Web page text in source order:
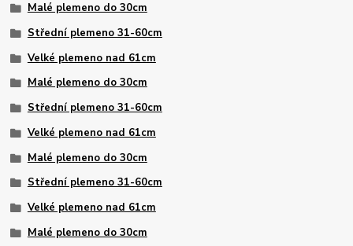
Malé plemeno do 30cm
Střední plemeno 31-60cm
Velké plemeno nad 61cm
Malé plemeno do 30cm
Střední plemeno 31-60cm
Velké plemeno nad 61cm
Malé plemeno do 30cm
Střední plemeno 31-60cm
Velké plemeno nad 61cm
Malé plemeno do 30cm